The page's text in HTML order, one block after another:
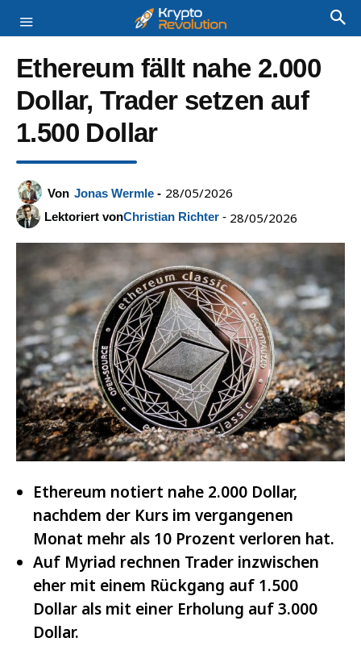
Ethereum fällt nahe 2.000
Dollar, Trader setzen auf
1.500 Dollar
Von Jonas Wermle - 28/05/2026
Lektoriert vonChristian Richter - 28/05/2026
Ethereum notiert nahe 2.000 Dollar,
nachdem der Kurs im vergangenen
Monat mehr als 10 Prozent verloren hat.
Auf Myriad rechnen Trader inzwischen
eher mit einem Rückgang auf 1.500
Dollar als mit einer Erholung auf 3.000
Dollar.